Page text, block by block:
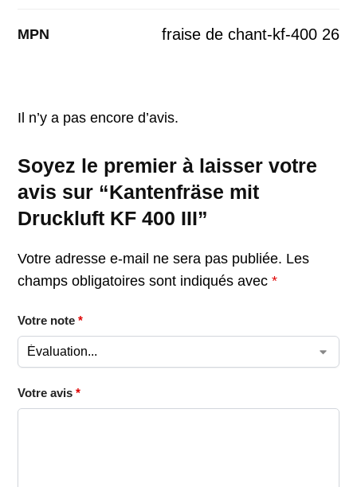
MPN fraise de chant-kf-400 26
Il n’y a pas encore d’avis.
Soyez le premier à laisser votre
avis sur “Kantenfräse mit
Druckluft KF 400 III”
Votre adresse e-mail ne sera pas publiée. Les
champs obligatoires sont indiqués avec *
Votre note *
Votre avis *